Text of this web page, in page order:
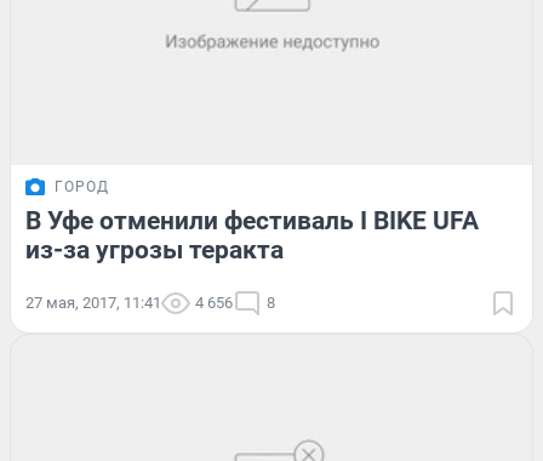
ГОРОД
В Уфе отменили фестиваль I BIKE UFA
из-за угрозы теракта
27 мая, 2017, 11:41 4 656 8